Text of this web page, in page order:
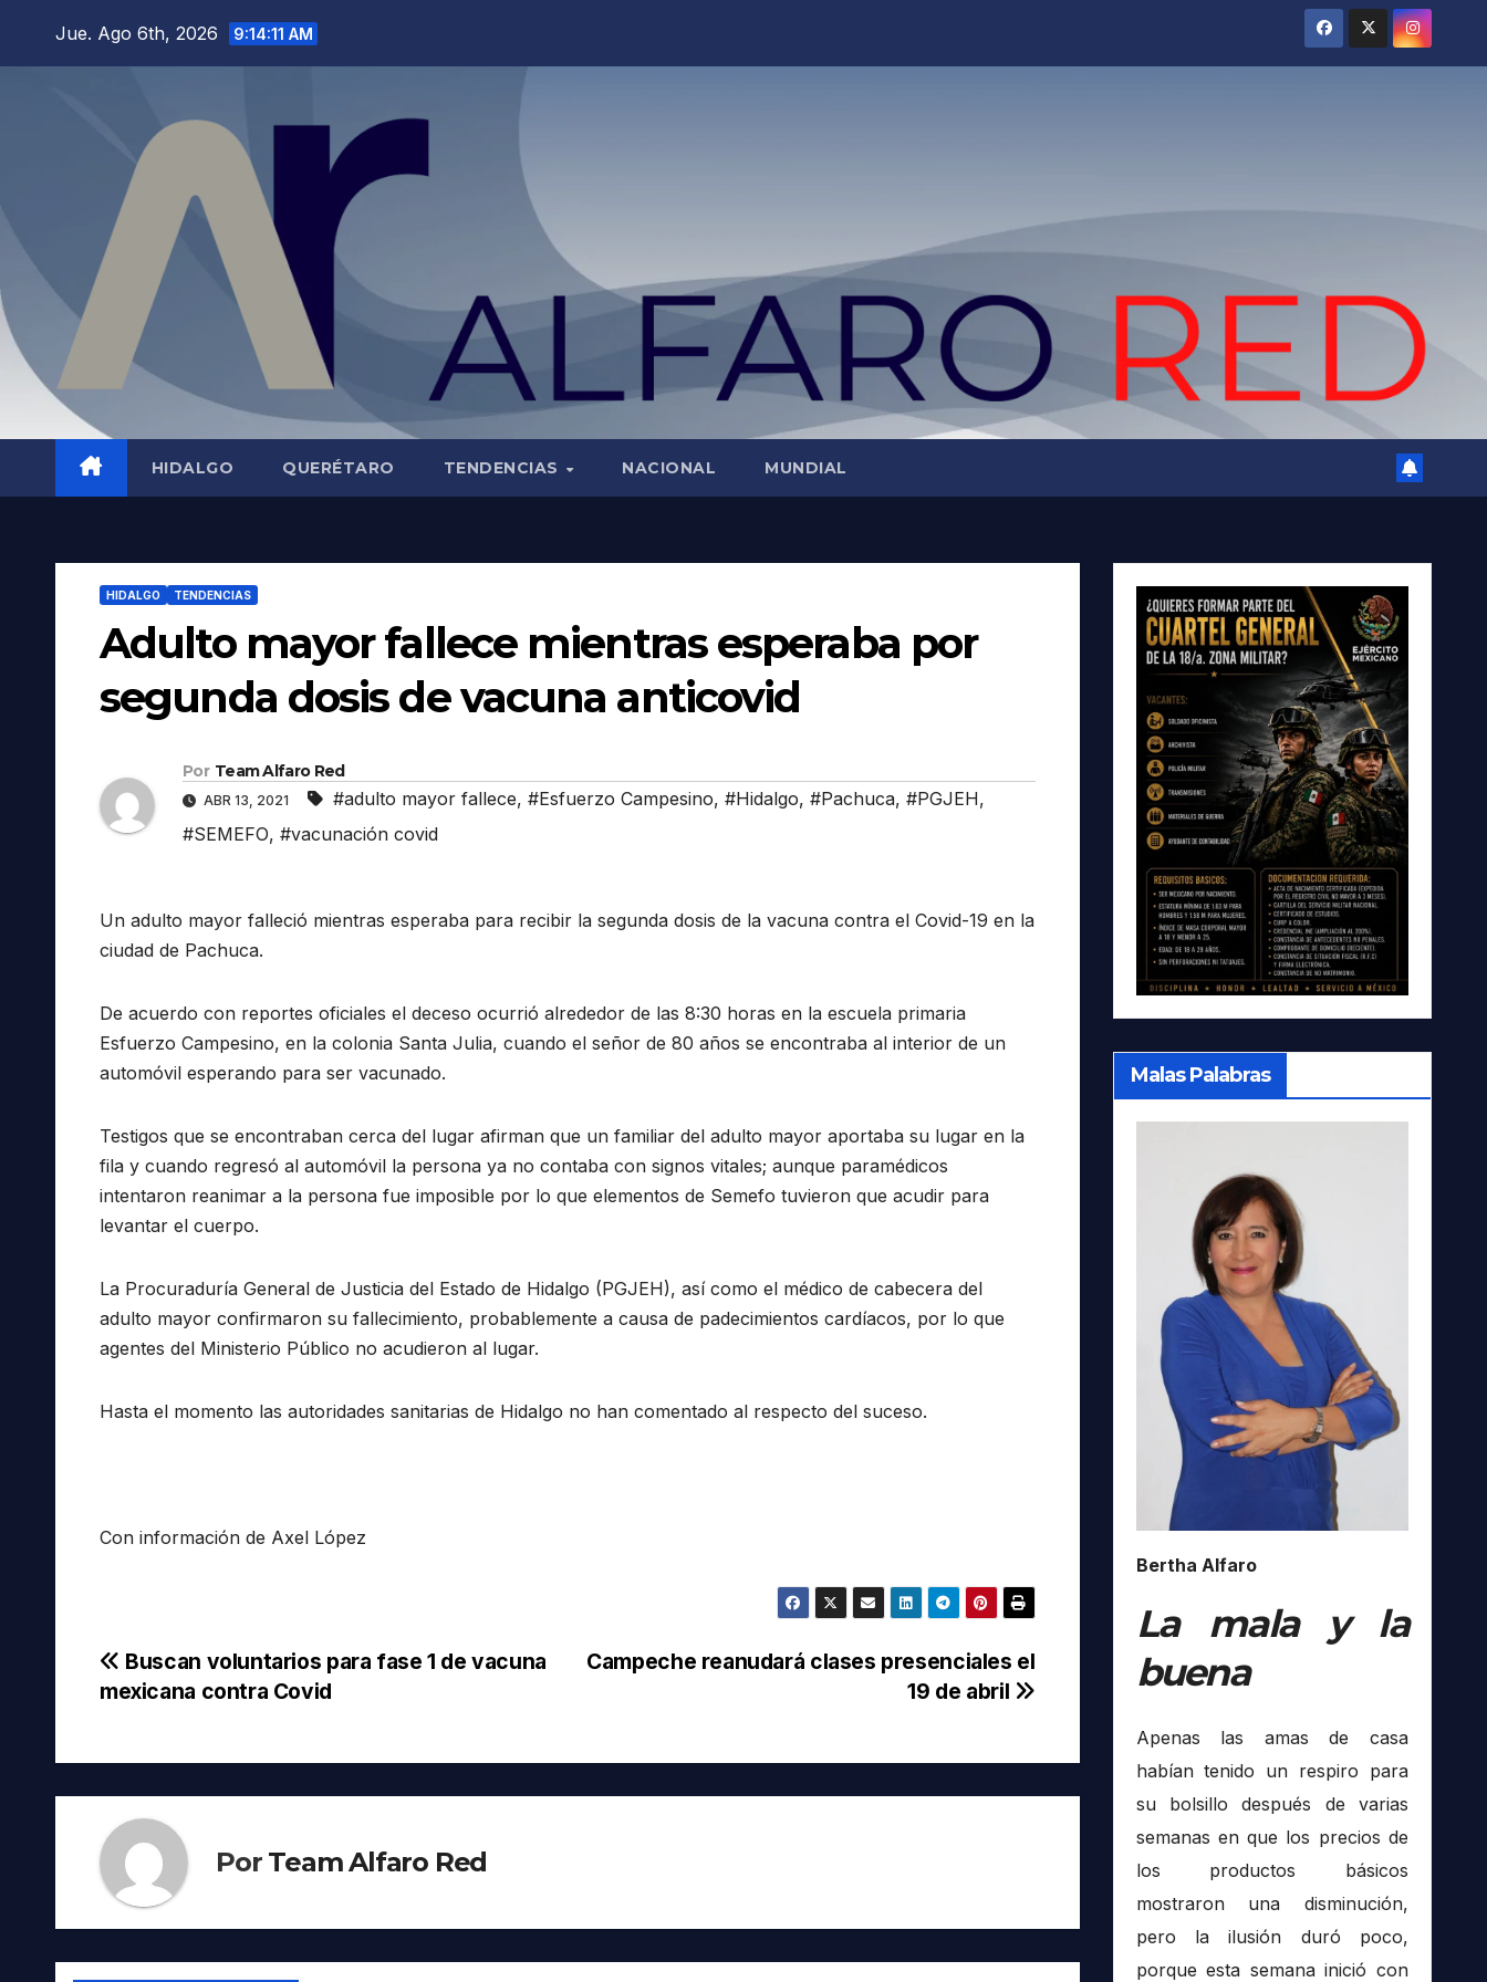
Jue. Ago 6th, 2026 9:14:12 AM
HIDALGO QUERÉTARO TENDENCIAS NACIONAL MUNDIAL
HIDALGO TENDENCIAS
Adulto mayor fallece mientras esperaba por
segunda dosis de vacuna anticovid
Por Team Alfaro Red
ABR 13, 2021 #adulto mayor fallece, #Esfuerzo Campesino, #Hidalgo, #Pachuca, #PGJEH,
#SEMEFO, #vacunación covid
Un adulto mayor falleció mientras esperaba para recibir la segunda dosis de la vacuna contra el Covid-19 en la
ciudad de Pachuca.
De acuerdo con reportes oficiales el deceso ocurrió alrededor de las 8:30 horas en la escuela primaria
Esfuerzo Campesino, en la colonia Santa Julia, cuando el señor de 80 años se encontraba al interior de un
automóvil esperando para ser vacunado.
Testigos que se encontraban cerca del lugar afirman que un familiar del adulto mayor aportaba su lugar en la
fila y cuando regresó al automóvil la persona ya no contaba con signos vitales; aunque paramédicos
intentaron reanimar a la persona fue imposible por lo que elementos de Semefo tuvieron que acudir para
levantar el cuerpo.
La Procuraduría General de Justicia del Estado de Hidalgo (PGJEH), así como el médico de cabecera del
adulto mayor confirmaron su fallecimiento, probablemente a causa de padecimientos cardíacos, por lo que
agentes del Ministerio Público no acudieron al lugar.
Hasta el momento las autoridades sanitarias de Hidalgo no han comentado al respecto del suceso.
Con información de Axel López
Navegación
entradas
Campeche reanudará clases presenciales el
19 de abril
Buscan voluntarios para fase 1 de vacuna
mexicana contra Covid
Por Team Alfaro Red
Malas Palabras
Bertha Alfaro
La mala y la
buena
Apenas las amas de casa
habían tenido un respiro para
su bolsillo después de varias
semanas en que los precios de
los productos básicos
mostraron una disminución,
pero la ilusión duró poco,
porque esta semana inició con